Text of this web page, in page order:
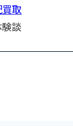
取
談